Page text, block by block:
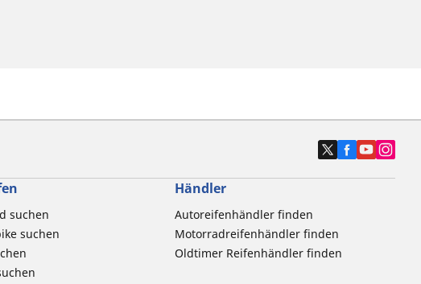
suchen
suchen
Händler
Autoreifenhändler finden
Motorradreifenhändler finden
Oldtimer Reifenhändler finden